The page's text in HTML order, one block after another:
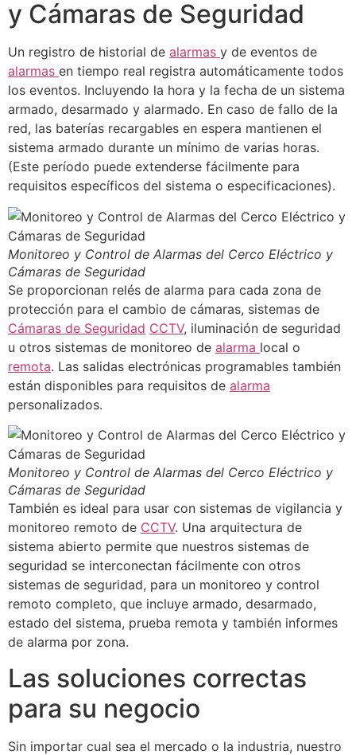
y Cámaras de Seguridad
Un registro de historial de alarmas y de eventos de
alarmas en tiempo real registra automáticamente todos
los eventos. Incluyendo la hora y la fecha de un sistema
armado, desarmado y alarmado. En caso de fallo de la
red, las baterías recargables en espera mantienen el
sistema armado durante un mínimo de varias horas.
(Este período puede extenderse fácilmente para
requisitos específicos del sistema o especificaciones).
Monitoreo y Control de Alarmas del Cerco Eléctrico y
Cámaras de Seguridad
Se proporcionan relés de alarma para cada zona de
protección para el cambio de cámaras, sistemas de
Cámaras de Seguridad CCTV, iluminación de seguridad
u otros sistemas de monitoreo de alarma local o
remota. Las salidas electrónicas programables también
están disponibles para requisitos de alarma
personalizados.
Monitoreo y Control de Alarmas del Cerco Eléctrico y
Cámaras de Seguridad
También es ideal para usar con sistemas de vigilancia y
monitoreo remoto de CCTV. Una arquitectura de
sistema abierto permite que nuestros sistemas de
seguridad se interconectan fácilmente con otros
sistemas de seguridad, para un monitoreo y control
remoto completo, que incluye armado, desarmado,
estado del sistema, prueba remota y también informes
de alarma por zona.
Las soluciones correctas
para su negocio
Sin importar cual sea el mercado o la industria, nuestro